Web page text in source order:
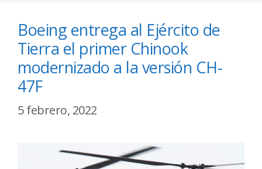
Boeing entrega al Ejército de
Tierra el primer Chinook
modernizado a la versión CH-
47F
5 febrero, 2022